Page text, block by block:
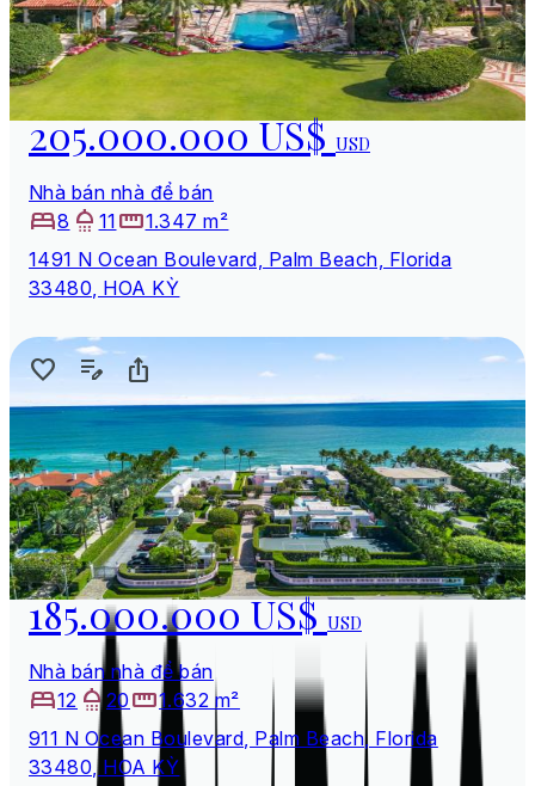
205.000.000 US$USD
Nhà bán nhà để bán
8
11
1.347 m²
1491 N Ocean Boulevard, Palm Beach, Florida
33480, HOA KỲ
185.000.000 US$USD
Nhà bán nhà để bán
12
20
1.632 m²
911 N Ocean Boulevard, Palm Beach, Florida
33480, HOA KỲ